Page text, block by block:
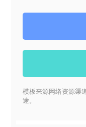
模板来源网络资源渠
途。